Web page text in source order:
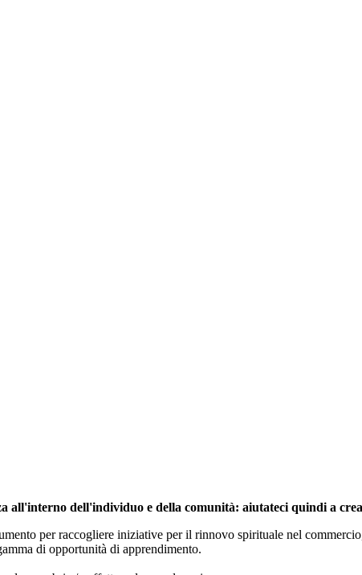
all'interno dell'individuo e della comunità: aiutateci quindi a
per raccogliere iniziative per il rinnovo spirituale nel
di opportunità di apprendimento.